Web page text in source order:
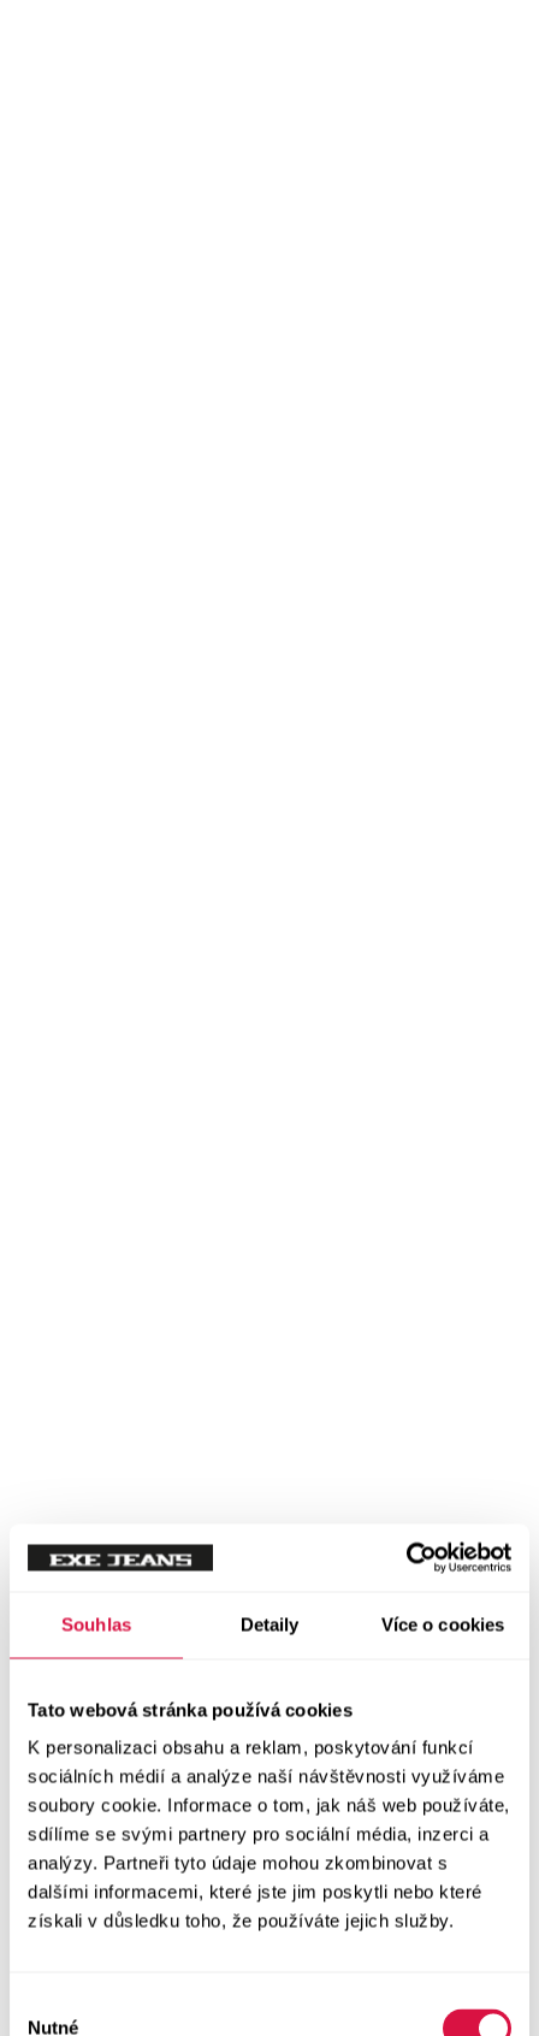
Souhlas Detaily Více o cookies
Tato webová stránka používá cookies
K personalizaci obsahu a reklam, poskytování funkcí
sociálních médií a analýze naší návštěvnosti využíváme
soubory cookie. Informace o tom, jak náš web používáte,
sdílíme se svými partnery pro sociální média, inzerci a
analýzy. Partneři tyto údaje mohou zkombinovat s
dalšími informacemi, které jste jim poskytli nebo které
získali v důsledku toho, že používáte jejich služby.
Nutné